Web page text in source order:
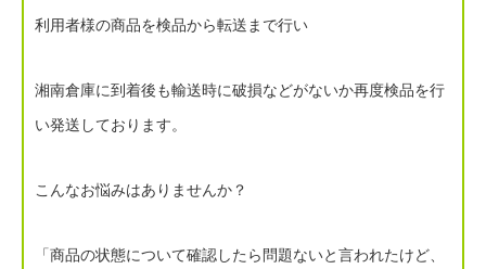
利用者様の商品を検品から転送まで行い
湘南倉庫に到着後も輸送時に破損などがないか再度検品を行
い発送しております。
こんなお悩みはありませんか？
「商品の状態について確認したら問題ないと言われたけど、